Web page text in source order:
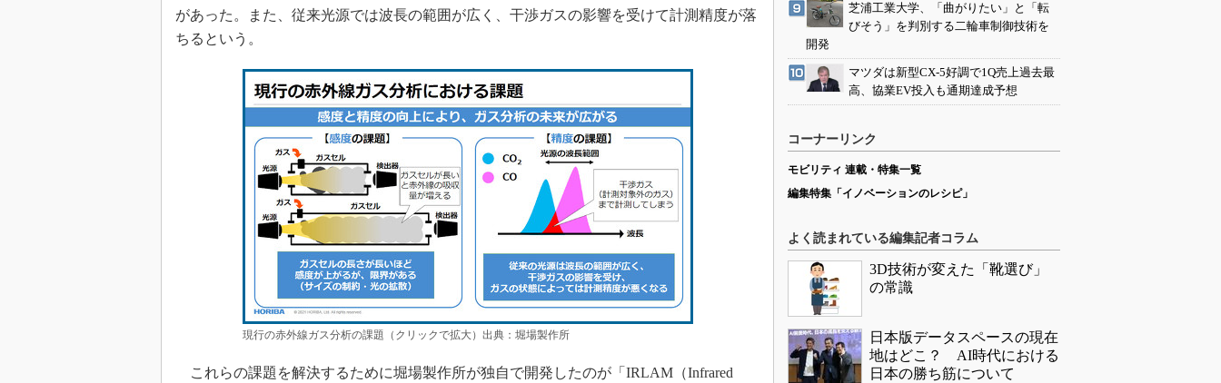
新型コロナへの対応
があった。また、従来光源では波長の範囲が広く、干渉ガスの影響を受けて計測精度が落
ちるという。
現行の赤外線ガス分析の課題（クリックで拡大）出典：堀場製作所
これらの課題を解決するために堀場製作所が独自で開発したのが「IRLAM（Infrared
芝浦工業大学、「曲がりたい」と「転
びそう」を判別する二輪車制御技術を
開発
マツダは新型CX-5好調で1Q売上過去最
高、協業EV投入も通期達成予想
コーナーリンク
モビリティ 連載・特集一覧
編集特集「イノベーションのレシピ」
よく読まれている編集記者コラム
3D技術が変えた「靴選び」
の常識
日本版データスペースの現在
地はどこ？ AI時代における
日本の勝ち筋について